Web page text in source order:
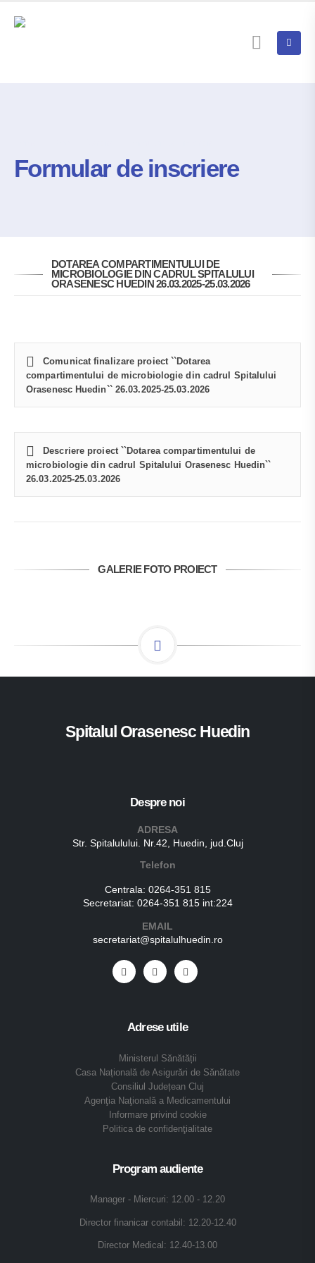
Formular de inscriere
DOTAREA COMPARTIMENTULUI DE
MICROBIOLOGIE DIN CADRUL SPITALULUI
ORASENESC HUEDIN 26.03.2025-25.03.2026
Comunicat finalizare proiect ``Dotarea
compartimentului de microbiologie din cadrul Spitalului
Orasenesc Huedin`` 26.03.2025-25.03.2026
Descriere proiect ``Dotarea compartimentului de
microbiologie din cadrul Spitalului Orasenesc Huedin``
26.03.2025-25.03.2026
GALERIE FOTO PROIECT
Spitalul Orasenesc Huedin
Despre noi
ADRESA
Str. Spitalulului. Nr.42, Huedin, jud.Cluj
Telefon
Centrala: 0264-351 815
Secretariat: 0264-351 815 int:224
EMAIL
secretariat@spitalulhuedin.ro
Adrese utile
Ministerul Sănătății
Casa Națională de Asigurări de Sănătate
Consiliul Județean Cluj
Agenţia Naţională a Medicamentului
Informare privind cookie
Politica de confidenţialitate
Program audiente
Manager - Miercuri: 12.00 - 12.20
Director finanicar contabil: 12.20-12.40
Director Medical: 12.40-13.00